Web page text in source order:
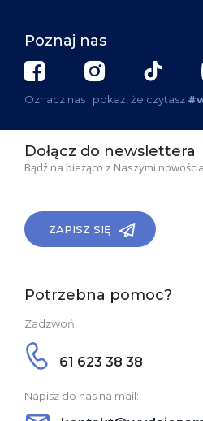
Poznaj nas
Oznacz nas i pokaż, że czytasz
Dołącz do newslettera
Bądź na bieżąco z Naszymi
ZAPISZ SIĘ
Potrzebna pomoc?
Zadzwoń:
61 623 38 38
Napisz do nas na mail: